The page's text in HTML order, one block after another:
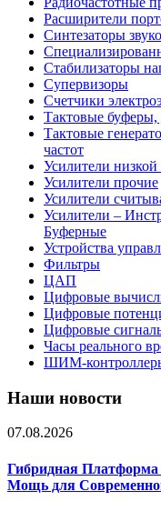
Расширители
Синтезаторы
Стабилизаторы
Супервизоры
Счетчики
Тактовые буферы,
Тактовые
частот
Усилители низкой
Усилители прочие
Усилители
Усилители –
Буферные
Устройства
Фильтры
ЦАП
Цифровые
Цифровые
Цифровые
Часы реального
ШИМ-
Наши новости
07.08.2026
Гибридная Платформа
Мощь для